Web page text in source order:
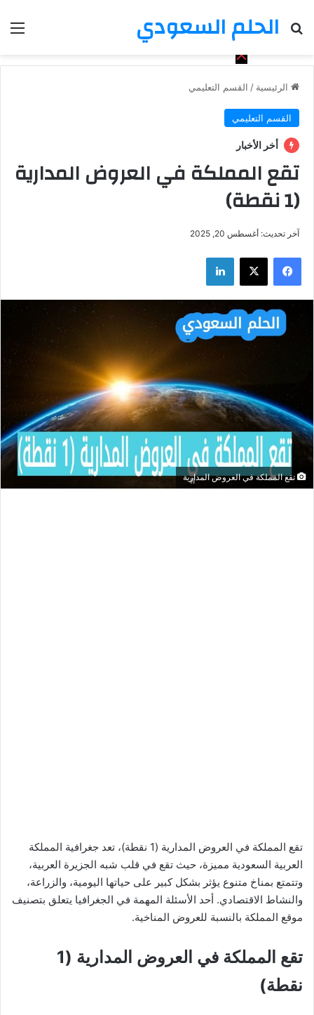
الحلم السعودي
بحث عن
الرئيسية / القسم التعليمي
القسم التعليمي
أخر الأخبار
تقع المملكة في العروض المدارية
(1 نقطة)
آخر تحديث: أغسطس 20, 2025
فيسبوك ‫X لينكدإن
تقع المملكة في العروض المدارية
تقع المملكة في العروض المدارية (1 نقطة)، تعد جغرافية المملكة
العربية السعودية مميزة، حيث تقع في قلب شبه الجزيرة العربية،
وتتمتع بمناخ متنوع يؤثر بشكل كبير على حياتها اليومية، والزراعة،
والنشاط الاقتصادي. أحد الأسئلة المهمة في الجغرافيا يتعلق بتصنيف
موقع المملكة بالنسبة للعروض المناخية.
تقع المملكة في العروض المدارية (1
نقطة)